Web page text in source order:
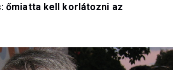
őmiatta kell korlátozni az